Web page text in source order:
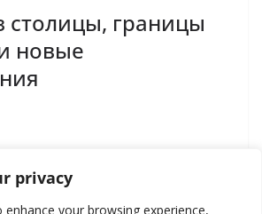
privacy
your browsing experience,
столицы, границы
новые